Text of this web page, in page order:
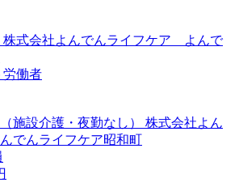
株式会社よんでんライフケア よんで
労働者
施設介護・夜勤なし） 株式会社よん
でんライフケア昭和町